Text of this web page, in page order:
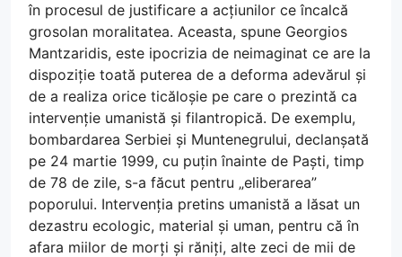
în procesul de justificare a acțiunilor ce încalcă
grosolan moralitatea. Aceasta, spune Georgios
Mantzaridis, este ipocrizia de neimaginat ce are la
dispoziție toată puterea de a deforma adevărul și
de a realiza orice ticăloșie pe care o prezintă ca
intervenție umanistă și filantropică. De exemplu,
bombardarea Serbiei și Muntenegrului, declanșată
pe 24 martie 1999, cu puțin înainte de Paști, timp
de 78 de zile, s-a făcut pentru „eliberarea”
poporului. Intervenția pretins umanistă a lăsat un
dezastru ecologic, material și uman, pentru că în
afara miilor de morți și răniți, alte zeci de mii de